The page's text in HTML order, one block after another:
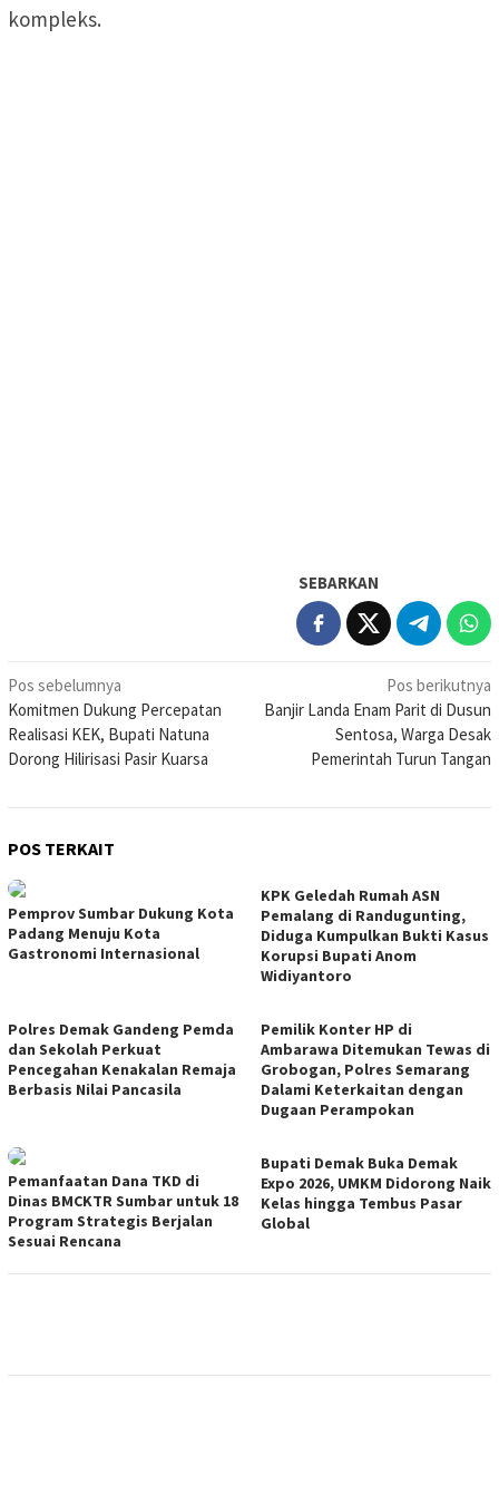
kompleks.
SEBARKAN
Navigasi
pos
Pos sebelumnya
Komitmen Dukung Percepatan
Realisasi KEK, Bupati Natuna
Dorong Hilirisasi Pasir Kuarsa
Pos berikutnya
Banjir Landa Enam Parit di Dusun
Sentosa, Warga Desak
Pemerintah Turun Tangan
POS TERKAIT
Pemprov Sumbar Dukung Kota
Padang Menuju Kota
Gastronomi Internasional
KPK Geledah Rumah ASN
Pemalang di Randugunting,
Diduga Kumpulkan Bukti Kasus
Korupsi Bupati Anom
Widiyantoro
Polres Demak Gandeng Pemda
dan Sekolah Perkuat
Pencegahan Kenakalan Remaja
Berbasis Nilai Pancasila
Pemilik Konter HP di
Ambarawa Ditemukan Tewas di
Grobogan, Polres Semarang
Dalami Keterkaitan dengan
Dugaan Perampokan
Pemanfaatan Dana TKD di
Dinas BMCKTR Sumbar untuk 18
Program Strategis Berjalan
Sesuai Rencana
Bupati Demak Buka Demak
Expo 2026, UMKM Didorong Naik
Kelas hingga Tembus Pasar
Global